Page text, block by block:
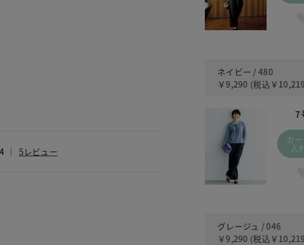
5レビュー
ネイビー / 480
￥9,290 (税込 ￥10,219
7
カ
入
グレージュ / 046
￥9,290 (税込 ￥10,219